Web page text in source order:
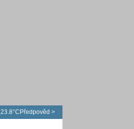
23.8°C Předpověd >